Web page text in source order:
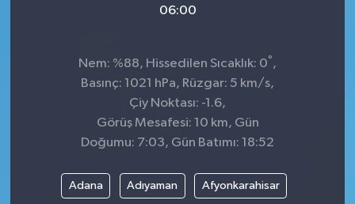
06:00
Nem: %88, Hissedilen Sıcaklık: 0° ,
Basınç: 1021 hPa, Rüzgar: 5 km/s,
Çiy Noktası: -1.6,
Görüş Mesafesi: 10 km, Gün
Doğumu: 7:03, Gün Batımı: 18:52
Adana Adıyaman Afyonkarahisar